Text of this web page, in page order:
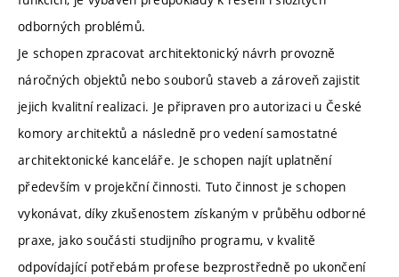
odborných problémů.
Je schopen zpracovat architektonický návrh provozně
náročných objektů nebo souborů staveb a zároveň zajistit
jejich kvalitní realizaci. Je připraven pro autorizaci u České
komory architektů a následně pro vedení samostatné
architektonické kanceláře. Je schopen najít uplatnění
především v projekční činnosti. Tuto činnost je schopen
vykonávat, díky zkušenostem získaným v průběhu odborné
praxe, jako součásti studijního programu, v kvalitě
odpovídající potřebám profese bezprostředně po ukončení